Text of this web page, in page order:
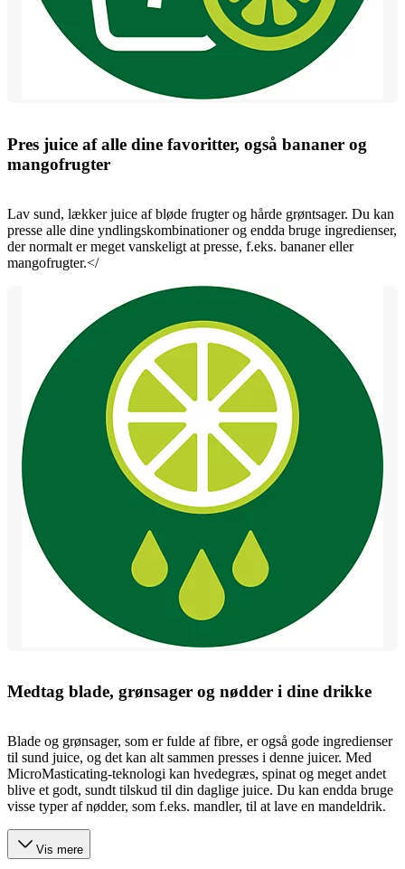
Pres juice af alle dine favoritter, også bananer og
mangofrugter
Lav sund, lækker juice af bløde frugter og hårde grøntsager. Du kan
presse alle dine yndlingskombinationer og endda bruge ingredienser,
der normalt er meget vanskeligt at presse, f.eks. bananer eller
mangofrugter.</
Medtag blade, grønsager og nødder i dine drikke
Blade og grønsager, som er fulde af fibre, er også gode ingredienser
til sund juice, og det kan alt sammen presses i denne juicer. Med
MicroMasticating-teknologi kan hvedegræs, spinat og meget andet
blive et godt, sundt tilskud til din daglige juice. Du kan endda bruge
visse typer af nødder, som f.eks. mandler, til at lave en mandeldrik.
Vis mere